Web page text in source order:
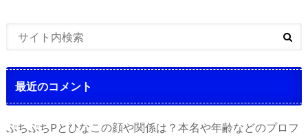
最近のコメント
ぷちぷちPとひなこの顔や関係は？本名や年齢などのプロフ